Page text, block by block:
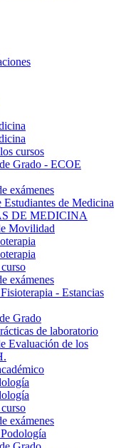
cursos
Grado - ECOE
exámenes
de Medicina
DE MEDICINA
Movilidad
exámenes
- Estancias
Grado
de laboratorio
Evaluación de los
exámenes